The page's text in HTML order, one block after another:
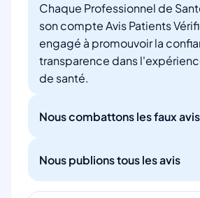
Chaque Professionnel de
son compte Avis Patients
engagé à promouvoir la
transparence dans
de santé.
Nous combattons les faux avis
Nous publions tous les avis